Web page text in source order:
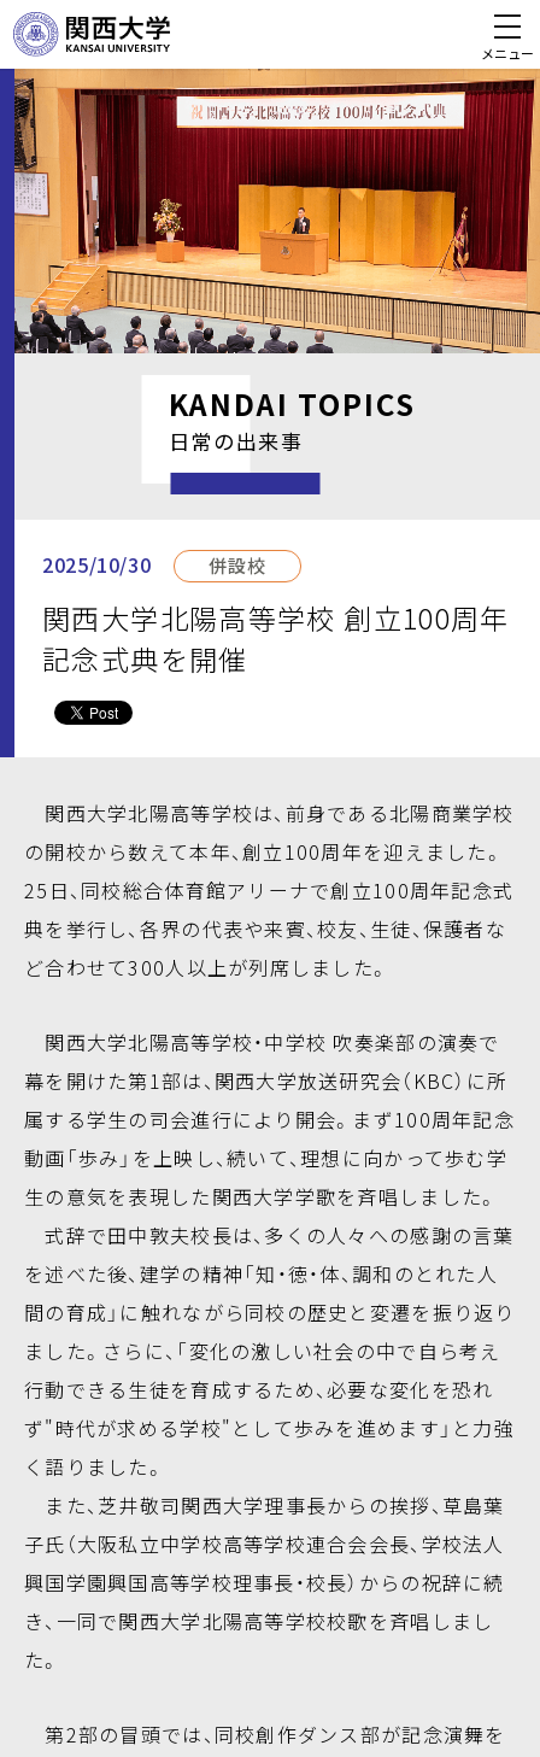
メニュー
KANDAI TOPICS
日常の出来事
2025/10/30 併設校
関西大学北陽高等学校 創立100周年
記念式典を開催
関西大学北陽高等学校は、前身である北陽商業学校
の開校から数えて本年、創立100周年を迎えました。
25日、同校総合体育館アリーナで創立100周年記念式
典を挙行し、各界の代表や来賓、校友、生徒、保護者な
ど合わせて300人以上が列席しました。
関西大学北陽高等学校・中学校 吹奏楽部の演奏で
幕を開けた第1部は、関西大学放送研究会（KBC）に所
属する学生の司会進行により開会。まず100周年記念
動画「歩み」を上映し、続いて、理想に向かって歩む学
生の意気を表現した関西大学学歌を斉唱しました。
式辞で田中敦夫校長は、多くの人々への感謝の言葉
を述べた後、建学の精神「知・徳・体、調和のとれた人
間の育成」に触れながら同校の歴史と変遷を振り返り
ました。さらに、「変化の激しい社会の中で自ら考え
行動できる生徒を育成するため、必要な変化を恐れ
ず"時代が求める学校"として歩みを進めます」と力強
く語りました。
また、芝井敬司関西大学理事長からの挨拶、草島葉
子氏（大阪私立中学校高等学校連合会会長、学校法人
興国学園興国高等学校理事長・校長）からの祝辞に続
き、一同で関西大学北陽高等学校校歌を斉唱しまし
た。
第2部の冒頭では、同校創作ダンス部が記念演舞を